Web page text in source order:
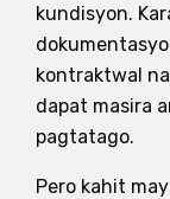
kundisyon.
kontraktwal
dapat masira
pagtatago.
Pero kahit